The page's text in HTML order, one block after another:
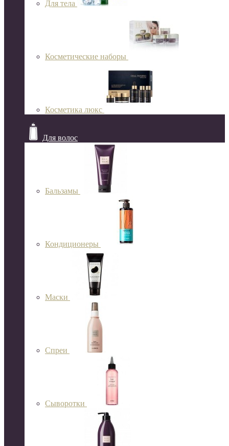
Для тела
Косметические наборы
Косметика люкс
Для волос
Бальзамы
Кондиционеры
Маски
Спреи
Сыворотки